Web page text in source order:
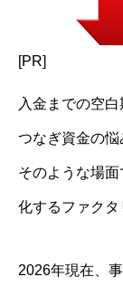
[PR]
入金までの空
つなぎ資金の悩
そのような場
化するファクタ
2026年現在、